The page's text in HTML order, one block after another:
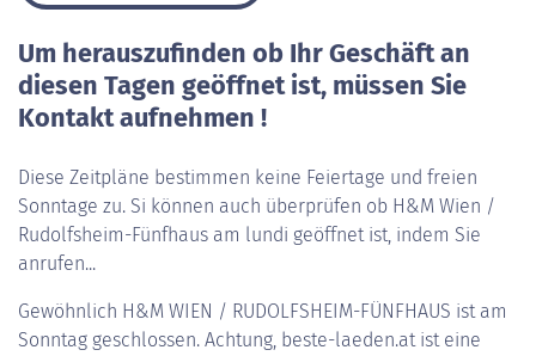
Um herauszufinden ob Ihr Geschäft an
diesen Tagen geöffnet ist, müssen Sie
Kontakt aufnehmen !
Diese Zeitpläne bestimmen keine Feiertage und freien
Sonntage zu. Si können auch überprüfen ob H&M Wien /
Rudolfsheim-Fünfhaus am lundi geöffnet ist, indem Sie
anrufen...
Gewöhnlich H&M WIEN / RUDOLFSHEIM-FÜNFHAUS ist am
Sonntag geschlossen. Achtung, beste-laeden.at ist eine